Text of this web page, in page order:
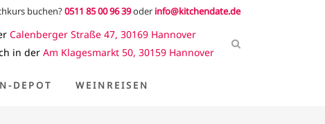
buchen?0511 85 00 96 39oder info@kitchendate.de
Calenberger Straße 47, 30169 Hannover
in der Am Klagesmarkt 50, 30159 Hannover
DEPOT WEINREISEN